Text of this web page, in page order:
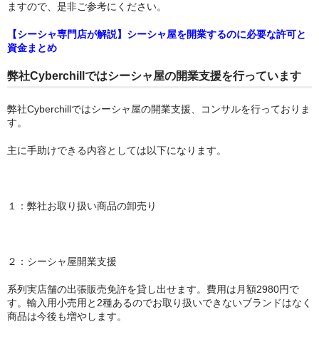
ますので、是非ご参考にください。
【シーシャ専門店が解説】シーシャ屋を開業するのに必要な許可と
資金まとめ
弊社Cyberchillではシーシャ屋の開業支援を行っています
弊社Cyberchillではシーシャ屋の開業支援、コンサルを行っておりま
す。
主に手助けできる内容としては以下になります。
１：弊社お取り扱い商品の卸売り
２：シーシャ屋開業支援
系列実店舗の出張販売免許を貸し出せます。費用は月額2980円で
す。輸入用小売用と2種あるのでお取り扱いできないブランドはなく
商品は今後も増やします。